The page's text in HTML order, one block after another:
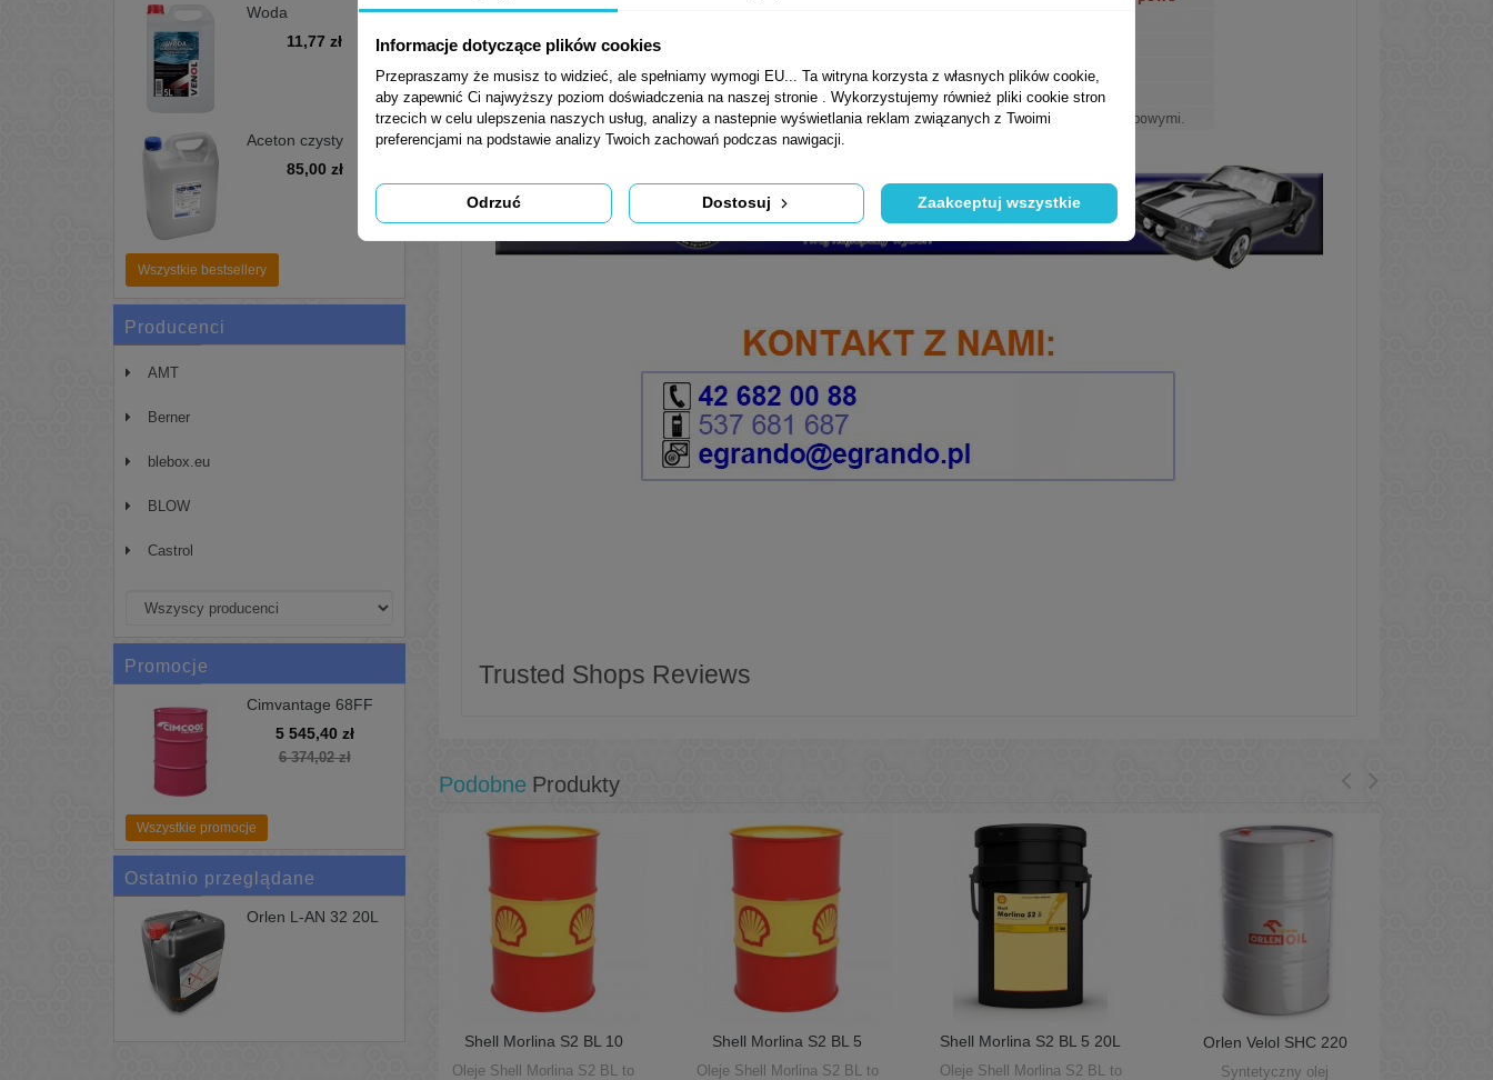
Woda
11,77 zł
Aceton czysty
5L - zmywacz,
85,00 zł
Wszystkie bestsellery
Producenci
AMT
Berner
blebox.eu
BLOW
Castrol
Promocje
Cimvantage 68FF
Chłodziwo Cimcool
5 545,40 zł
6 374,02 zł
Wszystkie promocje
Ostatnio przeglądane
Orlen L-AN 32 20L
Trusted Shops Reviews
Podobne Produkty
Shell Morlina S2 BL 10
Oleje Shell Morlina S2 BL to
Shell Morlina S2 BL 5
Oleje Shell Morlina S2 BL to
Shell Morlina S2 BL 5 20L
Oleje Shell Morlina S2 BL to
Orlen Velol SHC 220
Syntetyczny olej
Informacje dotyczące plików cookies
Przepraszamy że musisz to widzieć, ale spełniamy wymogi EU... Ta witryna korzysta z własnych plików cookie,
aby zapewnić Ci najwyższy poziom doświadczenia na naszej stronie . Wykorzystujemy również pliki cookie stron
trzecich w celu ulepszenia naszych usług, analizy a nastepnie wyświetlania reklam związanych z Twoimi
preferencjami na podstawie analizy Twoich zachowań podczas nawigacji.
Odrzuć Dostosuj Zaakceptuj wszystkie